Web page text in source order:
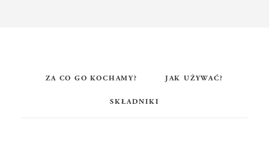
ZA CO GO KOCHAMY? JAK UŻYWAĆ?
SKŁADNIKI